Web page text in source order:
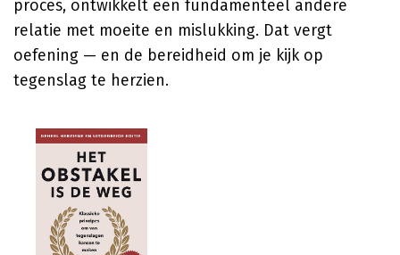
proces, ontwikkelt een fundamenteel andere
relatie met moeite en mislukking. Dat vergt
oefening — en de bereidheid om je kijk op
tegenslag te herzien.